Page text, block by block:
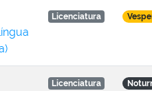
Licenciatura
Licenciatura